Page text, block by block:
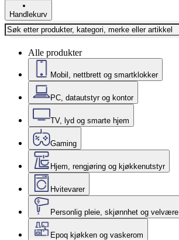
Handlekurv
Alle produkter
Mobil, nettbrett og smartklokker
PC, datautstyr og kontor
TV, lyd og smarte hjem
Gaming
Hjem, rengjøring og kjøkkenutstyr
Hvitevarer
Personlig pleie, skjønnhet og velvære
Epoq kjøkken og vaskerom